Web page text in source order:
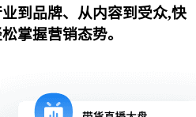
到品牌、从内容到受众,快
掌握营销态势。